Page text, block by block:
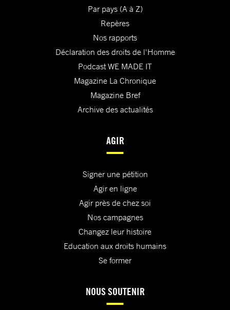
Par pays (A à Z)
Repères
Nos rapports
Déclaration des droits de l'Homme
Podcast WE MADE IT
Magazine La Chronique
Magazine Bref
Archive des actualités
AGIR
Signer une pétition
Agir en ligne
Agir près de chez soi
Nos campagnes
Changez leur histoire
Education aux droits humains
Se former
NOUS SOUTENIR